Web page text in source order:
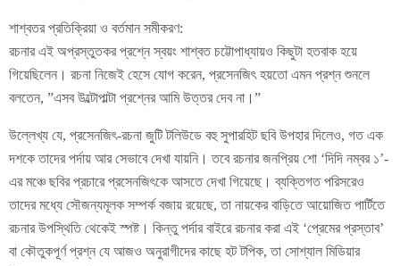
শাশ্বতর প্রতিক্রিয়া ও বর্তমান সমীকরণ:
রচনার এই অপ্রস্তুতকর প্রশ্নে স্বয়ং শাশ্বত চট্টোপাধ্যায়ও কিছুটা হতবাক হয়ে
গিয়েছিলেন। রচনা নিজেই হেসে যোগ করেন, প্রসেনজিৎ হয়তো এমন প্রশ্ন শুনলে
বলতেন, ”এসব উল্টোপাল্টা প্রশ্নের আমি উত্তর দেব না।”
উল্লেখ্য যে, প্রসেনজিৎ-রচনা জুটি টলিউডে বহু সুপারহিট ছবি উপহার দিলেও, গত এক
দশকে তাদের পর্দায় আর সেভাবে দেখা যায়নি। তবে রচনার জনপ্রিয় শো ‘দিদি নম্বর ১’-
এর মঞ্চে ছবির প্রচারে প্রসেনজিৎকে আসতে দেখা গিয়েছে। ব্যক্তিগত পরিসরেও
তাদের মধ্যে সৌজন্যমূলক সম্পর্ক বজায় রয়েছে, তা নায়কের বাড়িতে আয়োজিত পার্টিতে
রচনার উপস্থিতি থেকেই স্পষ্ট। কিন্তু পর্দার বাইরে রচনার করা এই ‘প্রেমের প্রস্তাব’
বা কৌতুকপূর্ণ প্রশ্ন যে আজও অনুরাগীদের কাছে হট টপিক, তা সোশ্যাল মিডিয়ার